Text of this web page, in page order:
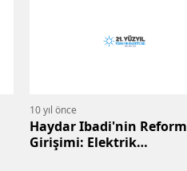
10 yıl önce
Haydar Ibadi'nin Reform
Girişimi: Elektrik